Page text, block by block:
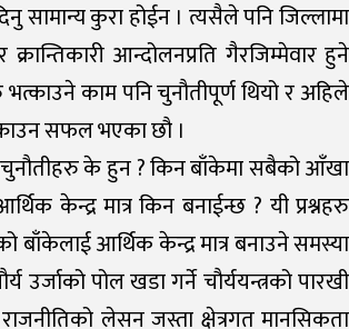
सामान्य कुरा होईन । त्यसैले पनि जिल्लामा
क्रान्तिकारी आन्दोलनप्रति गैरजिम्मेवार हुने
काम पनि चुनौतीपूर्ण थियो र अहिले
सफल भएका छौ ।
चुनौतीहरु के हुन ? किन बाँकेमा सबैको आँखा
केन्द्र मात्र किन बनाईन्छ ? यी प्रश्नहरु
बाँकेलाई आर्थिक केन्द्र मात्र बनाउने समस्या
उर्जाको पोल खडा गर्ने चौर्ययन्त्रको पारखी
राजनीतिको लेसन जस्ता क्षेत्रगत मानसिकता